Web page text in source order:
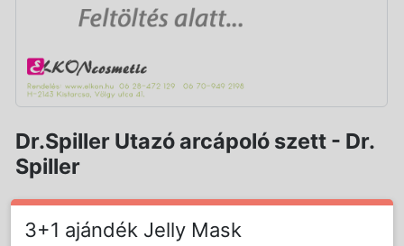
Dr.Spiller Utazó arcápoló szett - Dr.
Spiller
Cikkszám:
SP40990317
3+1 ajándék Jelly Mask